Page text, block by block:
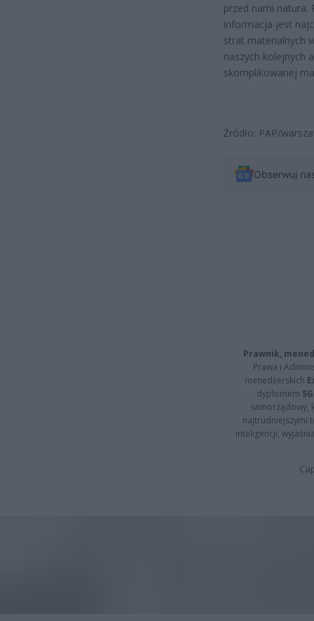
przed nami natura.
informacja jest
strat materialnych
naszych kolejnych
skomplikowanej
Źródło: PAP/
Obserwuj
Prawnik,
Prawa i
menedżerskich
dyplomem
samorządowy,
najtrudniejszymi
inteligencji,